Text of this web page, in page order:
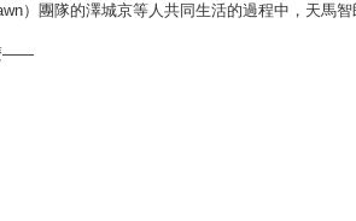
）團隊的澤城京等人共同生活的過程中，天馬智
——